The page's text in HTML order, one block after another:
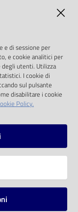
2006
e di sessione per
e cookie analitici per
degli utenti. Utilizza
I cookie di
sul pulsante
disabilitare i cookie
Policy.